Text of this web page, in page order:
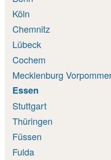
Köln
Chemnitz
Lübeck
Cochem
Mecklenburg
Essen
Stuttgart
Thüringen
Füssen
Fulda